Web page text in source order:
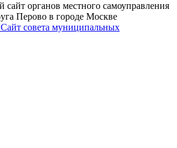
органов местного самоуправления
Перово в городе Москве
совета муниципальных